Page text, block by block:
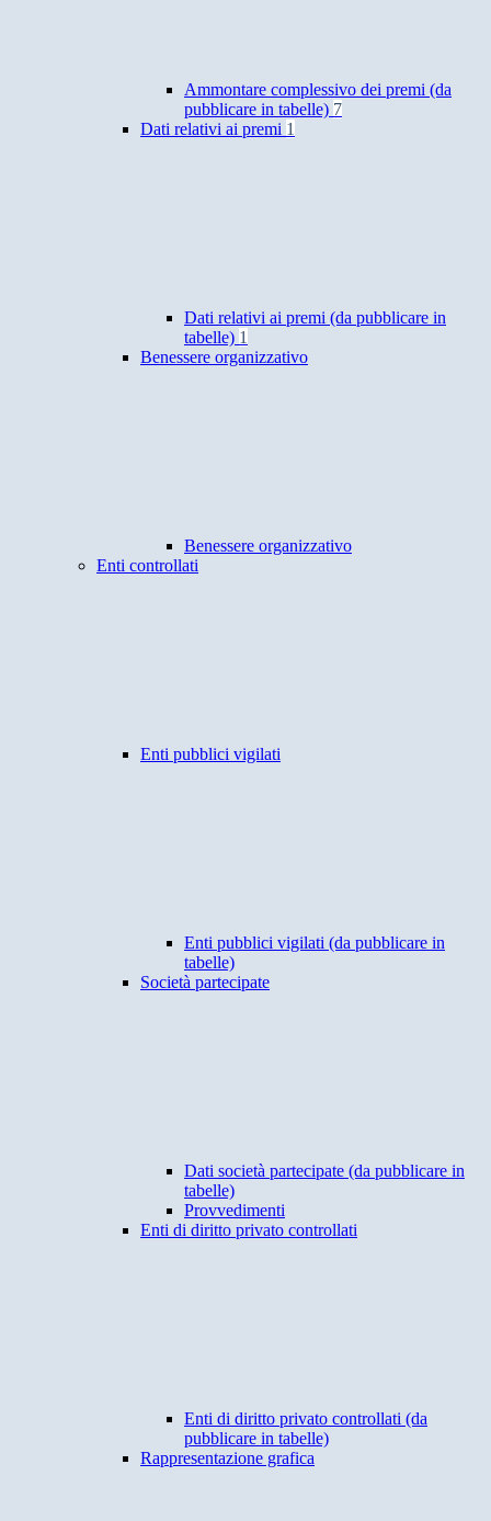
Ammontare complessivo dei premi (da
pubblicare in tabelle) 7
Dati relativi ai premi 1
Dati relativi ai premi (da pubblicare in
tabelle) 1
Benessere organizzativo
Benessere organizzativo
Enti controllati
Enti pubblici vigilati
Enti pubblici vigilati (da pubblicare in
tabelle)
Società partecipate
Dati società partecipate (da pubblicare in
tabelle)
Provvedimenti
Enti di diritto privato controllati
Enti di diritto privato controllati (da
pubblicare in tabelle)
Rappresentazione grafica